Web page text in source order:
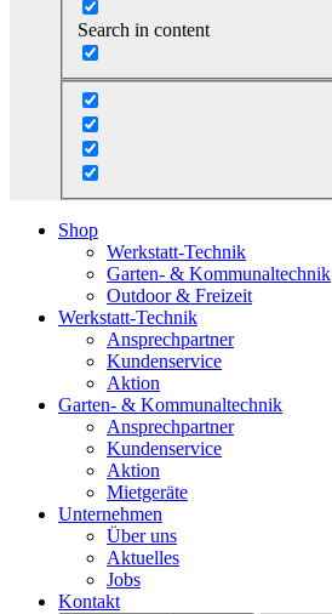
Search in content
Shop
Werkstatt-Technik
Garten- & Kommunaltechnik
Outdoor & Freizeit
Werkstatt-Technik
Ansprechpartner
Kundenservice
Aktion
Garten- & Kommunaltechnik
Ansprechpartner
Kundenservice
Aktion
Mietgeräte
Unternehmen
Über uns
Aktuelles
Jobs
Kontakt